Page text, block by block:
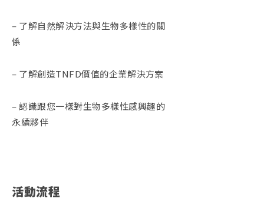
– 了解自然解決方法與生物多樣性的關
係
– 了解創造TNFD價值的企業解決方案
– 認識跟您一樣對生物多樣性感興趣的
永續夥伴
活動流程